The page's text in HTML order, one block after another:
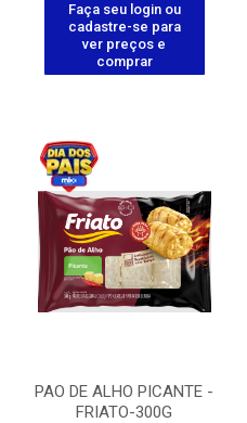
Faça seu login ou
cadastre-se para
ver preços e
comprar
PAO DE ALHO PICANTE -
FRIATO-300G